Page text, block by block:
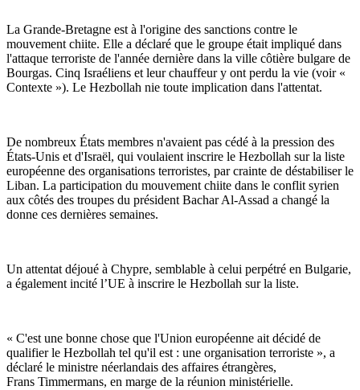
La Grande-Bretagne est à l'origine des sanctions contre le
mouvement chiite. Elle a déclaré que le groupe était impliqué dans
l'attaque terroriste de l'année dernière dans la ville côtière bulgare de
Bourgas. Cinq Israéliens et leur chauffeur y ont perdu la vie (voir «
Contexte »). Le Hezbollah nie toute implication dans l'attentat.
De nombreux États membres n'avaient pas cédé à la pression des
États-Unis et d'Israël, qui voulaient inscrire le Hezbollah sur la liste
européenne des organisations terroristes, par crainte de déstabiliser le
Liban. La participation du mouvement chiite dans le conflit syrien
aux côtés des troupes du président Bachar Al-Assad a changé la
donne ces dernières semaines.
Un attentat déjoué à Chypre, semblable à celui perpétré en Bulgarie,
a également incité l’UE à inscrire le Hezbollah sur la liste.
« C'est une bonne chose que l'Union européenne ait décidé de
qualifier le Hezbollah tel qu'il est : une organisation terroriste », a
déclaré le ministre néerlandais des affaires étrangères,
Frans Timmermans, en marge de la réunion ministérielle.